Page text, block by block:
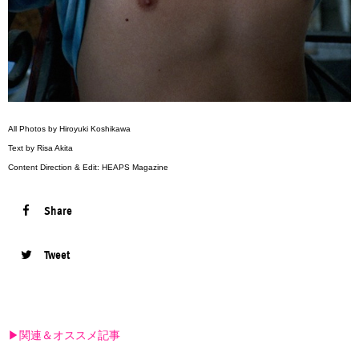
All Photos by Hiroyuki Koshikawa
Text by Risa Akita
Content Direction & Edit: HEAPS Magazine
Share
Tweet
▶︎関連＆オススメ記事